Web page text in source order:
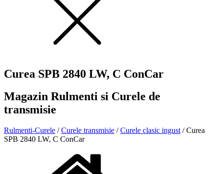
Curea SPB 2840 LW, C ConCar
Magazin Rulmenti si Curele de
transmisie
Rulmenti-Curele /Curele transmisie /Curele clasic ingust / Curea
SPB 2840 LW, C ConCar